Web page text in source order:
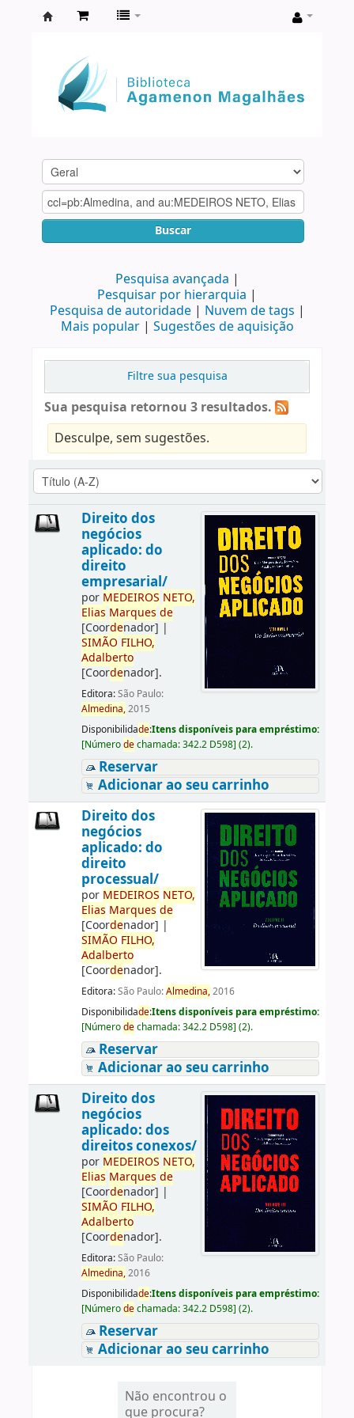
Agamenon
Magalhães
Buscar
Pesquisa avançada
Pesquisar por hierarquia
Pesquisa de autoridade
Nuvem de tags
Mais popular
Sugestões de aquisição
Filtre sua pesquisa
Sua pesquisa retornou 3 resultados.
Desculpe, sem sugestões.
Direito dos
negócios
aplicado: do
direito
empresarial/
por MEDEIROS NETO,
Elias Marques de
[Coordenador] |
SIMÃO FILHO,
Adalberto
[Coordenador].
Editora:São Paulo:
Almedina,2015
Disponibilidade:Itens disponíveis para empréstimo:
[Númerodechamada:342.2 D598] (2).
Reservar
Adicionar ao seu carrinho
Direito dos
negócios
aplicado: do
direito
processual/
por MEDEIROS NETO,
Elias Marques de
[Coordenador] |
SIMÃO FILHO,
Adalberto
[Coordenador].
Editora:São Paulo:Almedina,2016
Disponibilidade:Itens disponíveis para empréstimo:
[Númerodechamada:342.2 D598] (2).
Reservar
Adicionar ao seu carrinho
Direito dos
negócios
aplicado: dos
direitos conexos/
por MEDEIROS NETO,
Elias Marques de
[Coordenador] |
SIMÃO FILHO,
Adalberto
[Coordenador].
Editora:São Paulo:
Almedina,2016
Disponibilidade:Itens disponíveis para empréstimo:
[Númerodechamada:342.2 D598] (2).
Reservar
Adicionar ao seu carrinho
Não encontrou o
que procura?